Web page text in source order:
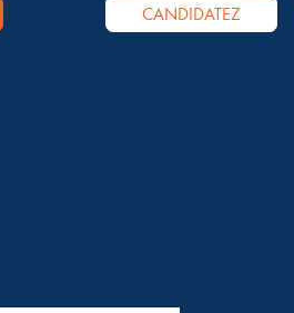
CANDIDATEZ